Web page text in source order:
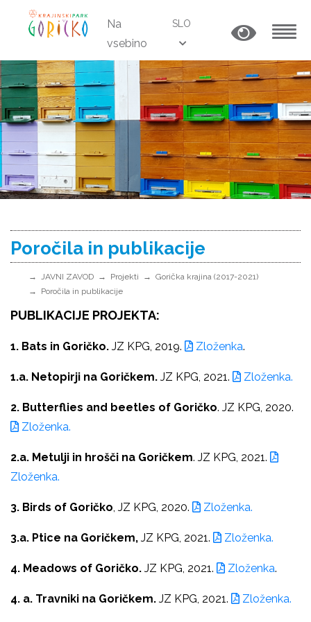
Na
vsebino
SLO
Poročila in publikacije
JAVNI ZAVOD Projekti
Gorička krajina (2017-2021)
Poročila in publikacije
PUBLIKACIJE PROJEKTA:
1. Bats in Goričko. JZ KPG, 2019. Zloženka.
1.a. Netopirji na Goričkem. JZ KPG, 2021. Zloženka.
2. Butterflies and beetles of Goričko. JZ KPG, 2020.
Zloženka.
2.a. Metulji in hrošči na Goričkem. JZ KPG, 2021.
Zloženka.
3. Birds of Goričko, JZ KPG, 2020. Zloženka.
3.a. Ptice na Goričkem, JZ KPG, 2021. Zloženka.
4. Meadows of Goričko. JZ KPG, 2021. Zloženka.
4. a. Travniki na Goričkem. JZ KPG, 2021. Zloženka.